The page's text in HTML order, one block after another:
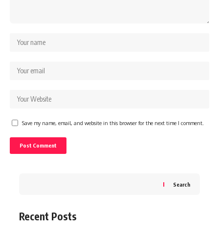
Save my name, email, and website in this browser for the next time I comment.
Search
Recent Posts